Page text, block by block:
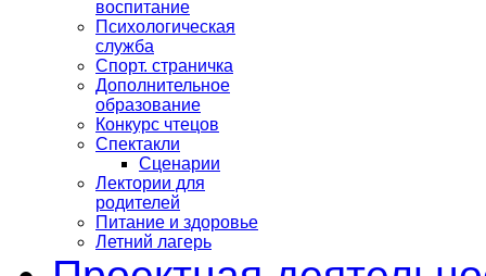
воспитание
Психологическая
служба
Спорт. страничка
Дополнительное
образование
Конкурс чтецов
Спектакли
Сценарии
Лектории для
родителей
Питание и здоровье
Летний лагерь